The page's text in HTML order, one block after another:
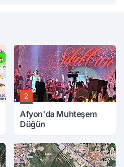
2
Afyon'da Muhteşem
Düğün